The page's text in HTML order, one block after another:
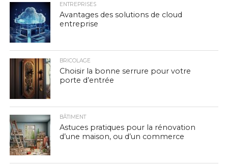
ENTREPRISES
Avantages des solutions de cloud
entreprise
BRICOLAGE
Choisir la bonne serrure pour votre
porte d’entrée
BÂTIMENT
Astuces pratiques pour la rénovation
d’une maison, ou d’un commerce